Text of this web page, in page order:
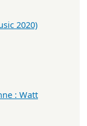
2020)
: Watt